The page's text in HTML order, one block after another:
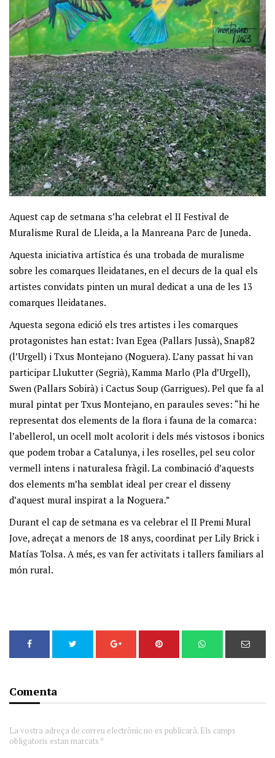
Aquest cap de setmana s’ha celebrat el II Festival de
Muralisme Rural de Lleida, a la Manreana Parc de Juneda.
Aquesta iniciativa artística és una trobada de muralisme
sobre les comarques lleidatanes, en el decurs de la qual els
artistes convidats pinten un mural dedicat a una de les 13
comarques lleidatanes.
Aquesta segona edició els tres artistes i les comarques
protagonistes han estat: Ivan Egea (Pallars Jussà), Snap82
(l’Urgell) i Txus Montejano (Noguera). L’any passat hi van
participar Llukutter (Segrià), Kamma Marlo (Pla d’Urgell),
Swen (Pallars Sobirà) i Cactus Soup (Garrigues). Pel que fa al
mural pintat per Txus Montejano, en paraules seves: “hi he
representat dos elements de la flora i fauna de la comarca:
l’abellerol, un ocell molt acolorit i dels més vistosos i bonics
que podem trobar a Catalunya, i les roselles, pel seu color
vermell intens i naturalesa fràgil. La combinació d’aquests
dos elements m’ha semblat ideal per crear el disseny
d’aquest mural inspirat a la Noguera.”
Durant el cap de setmana es va celebrar el II Premi Mural
Jove, adreçat a menors de 18 anys, coordinat per Lily Brick i
Matías Tolsa. A més, es van fer activitats i tallers familiars al
món rural.
Comenta
La vostra adreça de correu electrònic no es publicarà. Els camps
obligatoris estan marcats *